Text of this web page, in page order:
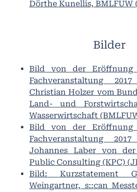
Dörthe Kunellis, BMLFUW
Bilder
Bild von der Eröffnung
Fachveranstaltung
Christian Holzer vom
Land- und
Wasserwirtschaft
Bild von der Eröffnung
Fachveranstaltung
Johannes Laber von
Public Consulting (KPC)
Bild: Kurzstatement
Weingartner, s::can